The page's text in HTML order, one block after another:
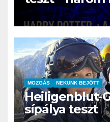
rajongó és
nap
MOZGÁS NEKÜNK BEJÖTT
Heiligenblut-
sípálya teszt